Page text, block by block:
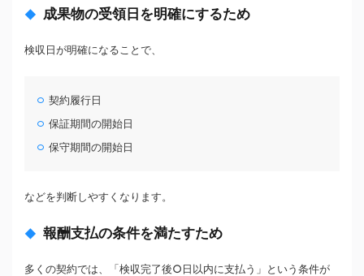
成果物の受領日を明確にするため
検収日が明確になることで、
契約履行日
保証期間の開始日
保守期間の開始日
などを判断しやすくなります。
報酬支払の条件を満たすため
多くの契約では、「検収完了後○日以内に支払う」という条件が